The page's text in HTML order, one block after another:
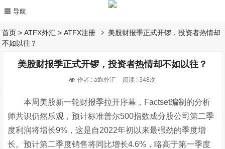
首页 >ATFX外汇 >ATFX注册
美股财报季正式开锣，投资者热情却
不如以往？
美股财报季正式开锣，投资者热情却不如以往？
作者 : atfx外汇 阅读 : 348次
本周美股新一轮财报季拉开序幕，Factset编制的分析
师共识仍然乐观，预计标准普尔500指数成分股公司第二季
度利润将增长9%，这是自2022年初以来最强劲的季度增
长。预计第二季度销售将同比增长4.6%，略高于第一季度